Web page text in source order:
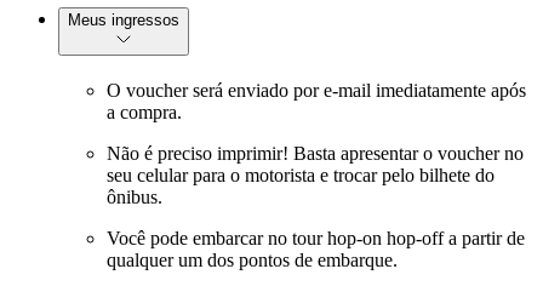
Meus ingressos
O voucher será enviado por e-mail imediatamente após
a compra.
Não é preciso imprimir! Basta apresentar o voucher no
seu celular para o motorista e trocar pelo bilhete do
ônibus.
Você pode embarcar no tour hop-on hop-off a partir de
qualquer um dos pontos de embarque.